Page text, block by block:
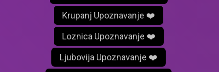
Krupanj Upoznavanje ❤️
Loznica Upoznavanje ❤️
Ljubovija Upoznavanje ❤️